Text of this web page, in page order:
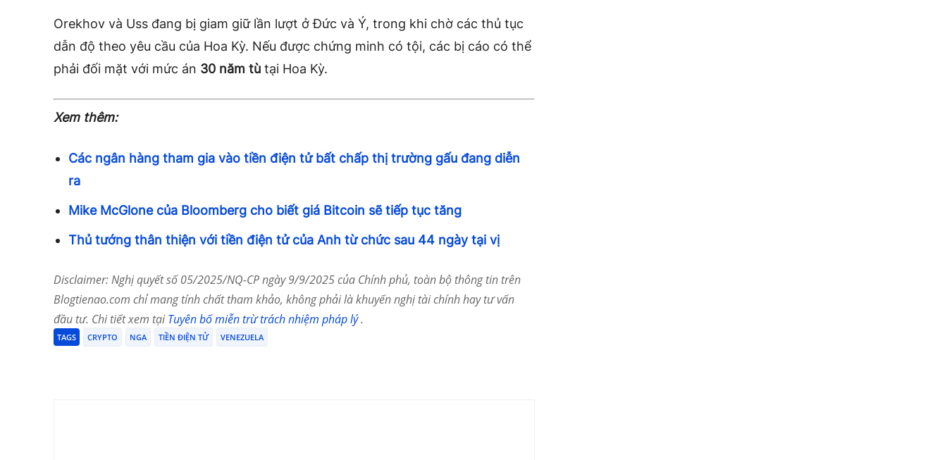
Orekhov và Uss đang bị giam giữ lần lượt ở Đức và Ý, trong khi chờ các thủ tục
dẫn độ theo yêu cầu của Hoa Kỳ. Nếu được chứng minh có tội, các bị cáo có thể
phải đối mặt với mức án 30 năm tù tại Hoa Kỳ.
Xem thêm:
Các ngân hàng tham gia vào tiền điện tử bất chấp thị trường gấu đang diễn
ra
Mike McGlone của Bloomberg cho biết giá Bitcoin sẽ tiếp tục tăng
Thủ tướng thân thiện với tiền điện tử của Anh từ chức sau 44 ngày tại vị
Disclaimer: Nghị quyết số 05/2025/NQ-CP ngày 9/9/2025 của Chính phủ, toàn bộ thông tin trên
Blogtienao.com chỉ mang tính chất tham khảo, không phải là khuyến nghị tài chính hay tư vấn
đầu tư. Chi tiết xem tạiTuyên bố miễn trừ trách nhiệm pháp lý.
TAGS CRYPTO NGA TIỀN ĐIỆN TỬ VENEZUELA